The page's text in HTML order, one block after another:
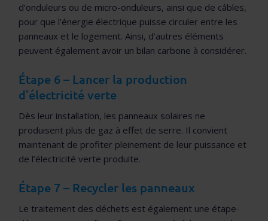
d’onduleurs ou de micro-onduleurs, ainsi que de câbles,
pour que l’énergie électrique puisse circuler entre les
panneaux et le logement. Ainsi, d’autres éléments
peuvent également avoir un bilan carbone à considérer.
Étape 6 – Lancer la production
d’électricité verte
Dès leur installation, les panneaux solaires ne
produisent plus de gaz à effet de serre. Il convient
maintenant de profiter pleinement de leur puissance et
de l’électricité verte produite.
Étape 7 – Recycler les panneaux
Le traitement des déchets est également une étape-